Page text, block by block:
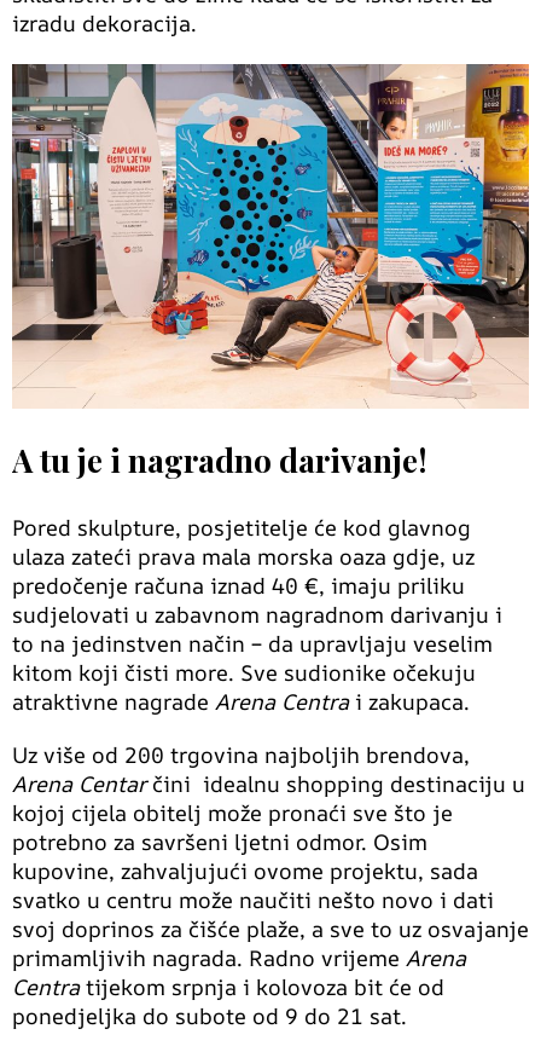
izradu dekoracija.
A tu je i nagradno darivanje!
Pored skulpture, posjetitelje će kod glavnog
ulaza zateći prava mala morska oaza gdje, uz
predočenje računa iznad 40 €, imaju priliku
sudjelovati u zabavnom nagradnom darivanju i
to na jedinstven način – da upravljaju veselim
kitom koji čisti more. Sve sudionike očekuju
atraktivne nagrade Arena Centrai zakupaca.
Uz više od 200 trgovina najboljih brendova,
Arena Centarčini idealnu shopping destinaciju u
kojoj cijela obitelj može pronaći sve što je
potrebno za savršeni ljetni odmor. Osim
kupovine, zahvaljujući ovome projektu, sada
svatko u centru može naučiti nešto novo i dati
svoj doprinos za čišće plaže, a sve to uz osvajanje
primamljivih nagrada. Radno vrijeme Arena
Centratijekom srpnja i kolovoza bit će od
ponedjeljka do subote od 9 do 21 sat.